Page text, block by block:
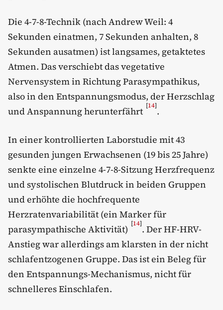
Die 4-7-8-Technik (nach Andrew Weil: 4
Sekunden einatmen, 7 Sekunden anhalten, 8
Sekunden ausatmen) ist langsames, getaktetes
Atmen. Das verschiebt das vegetative
Nervensystem in Richtung Parasympathikus,
also in den Entspannungsmodus, der Herzschlag
und Anspannung herunterfährt [14].
In einer kontrollierten Laborstudie mit 43
gesunden jungen Erwachsenen (19 bis 25 Jahre)
senkte eine einzelne 4-7-8-Sitzung Herzfrequenz
und systolischen Blutdruck in beiden Gruppen
und erhöhte die hochfrequente
Herzratenvariabilität (ein Marker für
parasympathische Aktivität) [14]. Der HF-HRV-
Anstieg war allerdings am klarsten in der nicht
schlafentzogenen Gruppe. Das ist ein Beleg für
den Entspannungs-Mechanismus, nicht für
schnelleres Einschlafen.